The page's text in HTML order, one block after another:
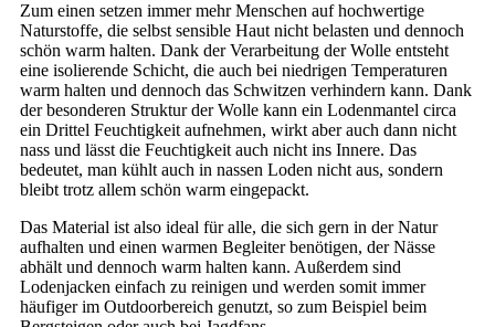
Zum einen setzen immer mehr Menschen auf hochwertige
Naturstoffe, die selbst sensible Haut nicht belasten und dennoch
schön warm halten. Dank der Verarbeitung der Wolle entsteht
eine isolierende Schicht, die auch bei niedrigen Temperaturen
warm halten und dennoch das Schwitzen verhindern kann. Dank
der besonderen Struktur der Wolle kann ein Lodenmantel circa
ein Drittel Feuchtigkeit aufnehmen, wirkt aber auch dann nicht
nass und lässt die Feuchtigkeit auch nicht ins Innere. Das
bedeutet, man kühlt auch in nassen Loden nicht aus, sondern
bleibt trotz allem schön warm eingepackt.
Das Material ist also ideal für alle, die sich gern in der Natur
aufhalten und einen warmen Begleiter benötigen, der Nässe
abhält und dennoch warm halten kann. Außerdem sind
Lodenjacken einfach zu reinigen und werden somit immer
häufiger im Outdoorbereich genutzt, so zum Beispiel beim